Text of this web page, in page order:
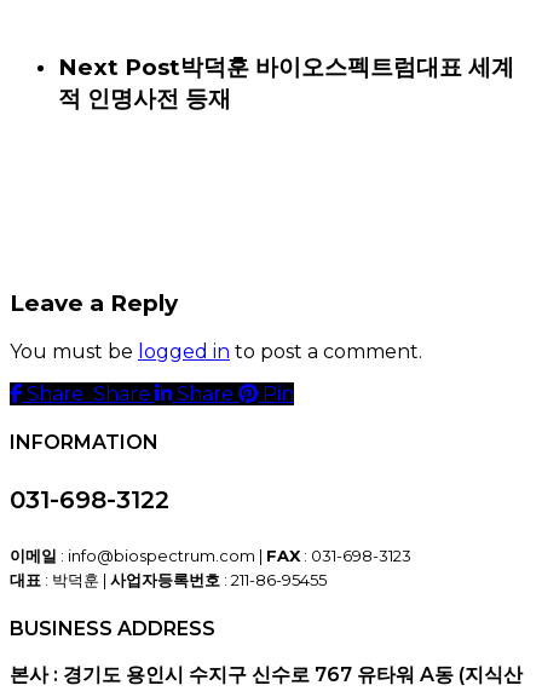
Next Post박덕훈 바이오스펙트럼대표 세계
적 인명사전 등재
Leave a Reply
You must be logged in to post a comment.
Share
Share Share Share Pin
INFORMATION
031-698-3122
이메일 : info@biospectrum.com | FAX : 031-698-3123
대표 : 박덕훈 | 사업자등록번호 : 211-86-95455
BUSINESS ADDRESS
본사 : 경기도 용인시 수지구 신수로 767 유타워 A동 (지식산